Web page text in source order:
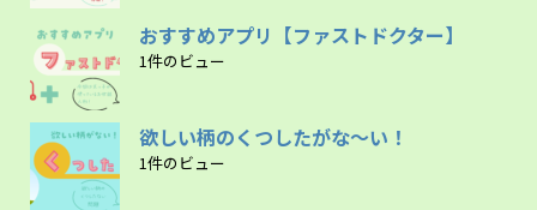
おすすめアプリ【ファストドクター】
1件のビュー
欲しい柄のくつしたがな～い！
1件のビュー